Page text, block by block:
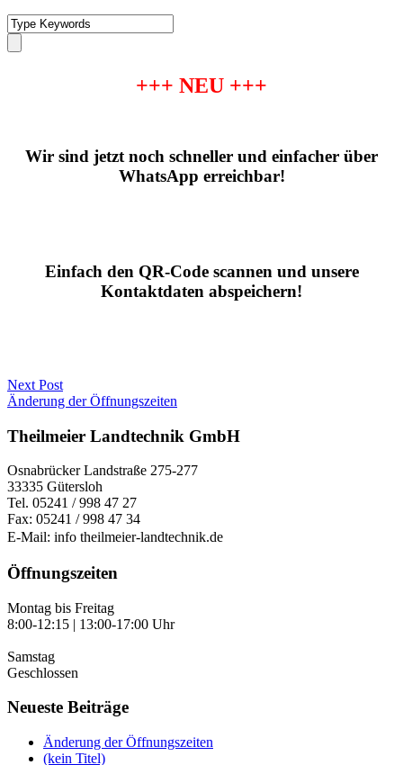
+++ NEU +++
Wir sind jetzt noch schneller und einfacher über
WhatsApp erreichbar!
Einfach den QR-Code scannen und unsere
Kontaktdaten abspeichern!
Next Post
Änderung der Öffnungszeiten
Theilmeier Landtechnik GmbH
Osnabrücker Landstraße 275-277
33335 Gütersloh
Tel. 05241 / 998 47 27
Fax: 05241 / 998 47 34
E-Mail: info theilmeier-landtechnik.de
Öffnungszeiten
Montag bis Freitag
8:00-12:15 | 13:00-17:00 Uhr
Samstag
Geschlossen
Neueste Beiträge
Änderung der Öffnungszeiten
(kein Titel)